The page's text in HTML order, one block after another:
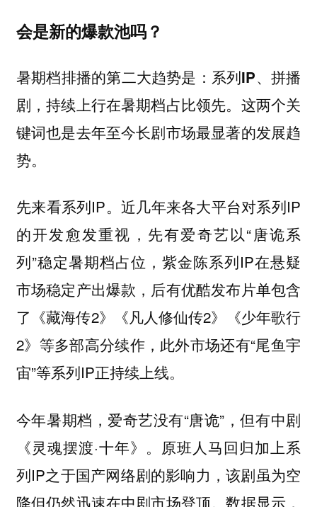
会是新的爆款池吗？
暑期档排播的第二大趋势是： 系列IP、拼播
剧，持续上行在暑期档占比领先。 这两个关
键词也是去年至今长剧市场最显著的发展趋
势。
先来看系列IP。近几年来各大平台对系列IP
的开发愈发重视，先有爱奇艺以“唐诡系
列”稳定暑期档占位，紫金陈系列IP在悬疑
市场稳定产出爆款，后有优酷发布片单包含
了《藏海传2》《凡人修仙传2》《少年歌行
2》等多部高分续作，此外市场还有“尾鱼宇
宙”等系列IP正持续上线。
今年暑期档，爱奇艺没有“唐诡”，但有中剧
《灵魂摆渡·十年》。原班人马回归加上系
列IP之于国产网络剧的影响力，该剧虽为空
降但仍然迅速在中剧市场登顶。数据显示，